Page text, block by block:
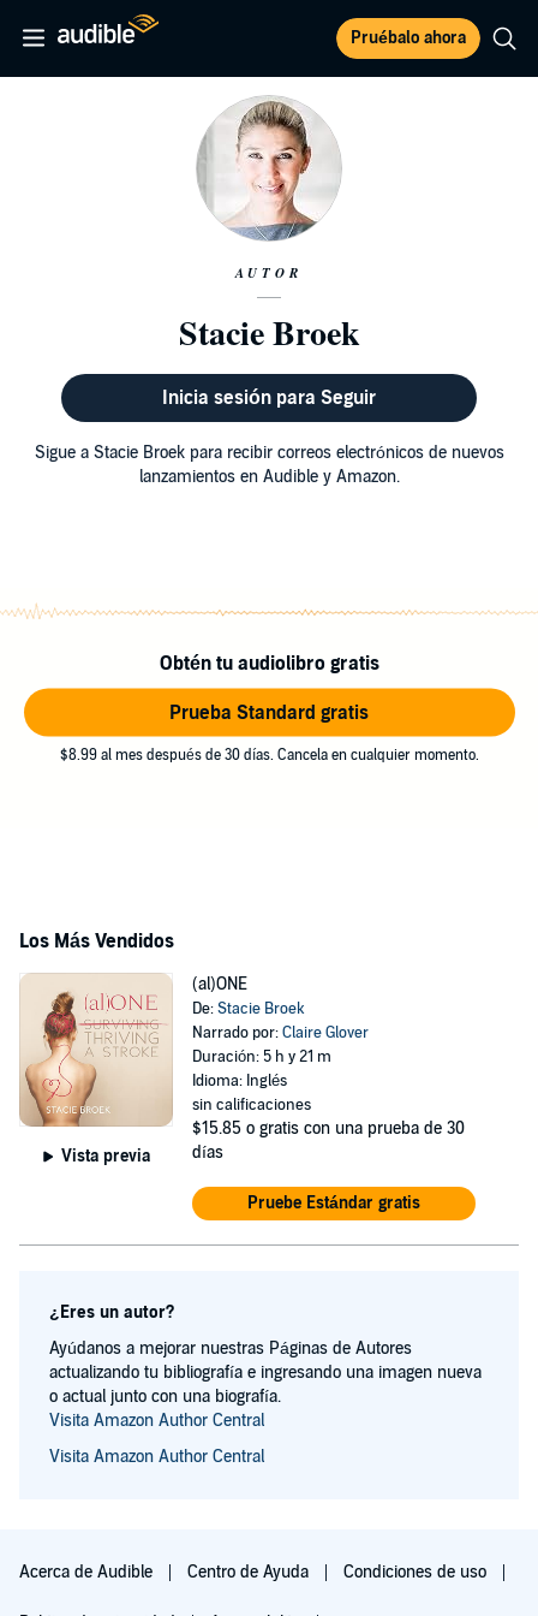
Pruébalo ahora
AUTOR
Stacie Broek
Inicia sesión para Seguir
Sigue a Stacie Broek para recibir correos electrónicos de nuevos
lanzamientos en Audible y Amazon.
Obtén tu audiolibro gratis
Prueba Standard gratis
$8.99 al mes después de 30 días. Cancela en cualquier momento.
Los Más Vendidos
Vista previa
(al)ONE
De:Stacie Broek
Narrado por:Claire Glover
Duración: 5 h y 21 m
Idioma: Inglés
sin calificaciones
$15.85 o gratis con una prueba de 30
días
Pruebe Estándar gratis
¿Eres un autor?
Ayúdanos a mejorar nuestras Páginas de Autores
actualizando tu bibliografía e ingresando una imagen nueva
o actual junto con una biografía.
Visita Amazon Author Central
Visita Amazon Author Central
Acerca de Audible Centro de Ayuda Condiciones de uso